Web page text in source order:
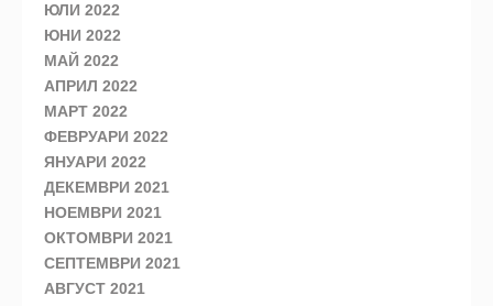
ЮЛИ 2022
ЮНИ 2022
МАЙ 2022
АПРИЛ 2022
МАРТ 2022
ФЕВРУАРИ 2022
ЯНУАРИ 2022
ДЕКЕМВРИ 2021
НОЕМВРИ 2021
ОКТОМВРИ 2021
СЕПТЕМВРИ 2021
АВГУСТ 2021